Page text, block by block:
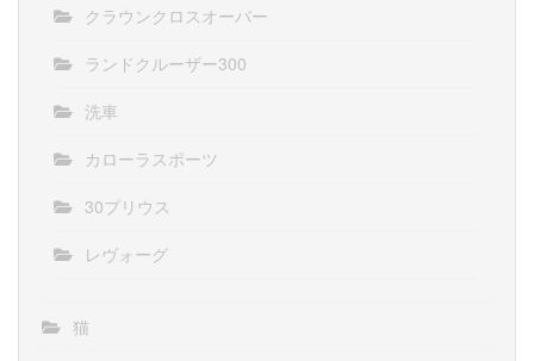
クラウンクロスオーバー
ランドクルーザー300
洗車
カローラスポーツ
30プリウス
レヴォーグ
猫